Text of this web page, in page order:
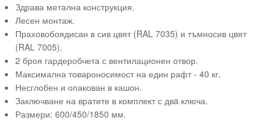
Здрава метална конструкция.
Лесен монтаж.
Праховобоядисан в сив цвят (RAL 7035) и тъмносив цвят
(RAL 7005).
2 броя гардеробчета с вентилационен отвор.
Максимална товароносимост на един рафт - 40 кг.
Несглобен и опакован в кашон.
Заключване на вратите в комплект с двa ключа.
Размери: 600/450/1850 мм.